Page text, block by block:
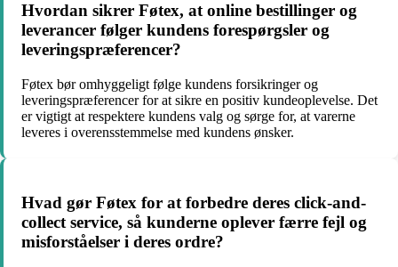
Hvordan sikrer Føtex, at online bestillinger og
leverancer følger kundens forespørgsler og
leveringspræferencer?
Føtex bør omhyggeligt følge kundens forsikringer og
leveringspræferencer for at sikre en positiv kundeoplevelse. Det
er vigtigt at respektere kundens valg og sørge for, at varerne
leveres i overensstemmelse med kundens ønsker.
Hvad gør Føtex for at forbedre deres click-and-
collect service, så kunderne oplever færre fejl og
misforståelser i deres ordre?